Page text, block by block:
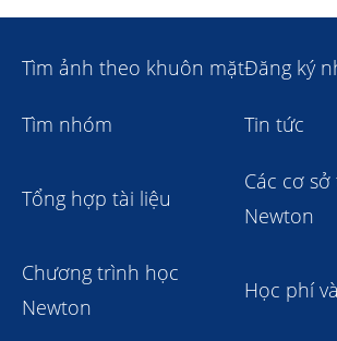
Tìm ảnh theo khuôn mặtĐăng ký
Tìm nhóm Tin tức
Tổng hợp tài liệu
Các cơ
Newton
Chương trình học
Newton
Học phí